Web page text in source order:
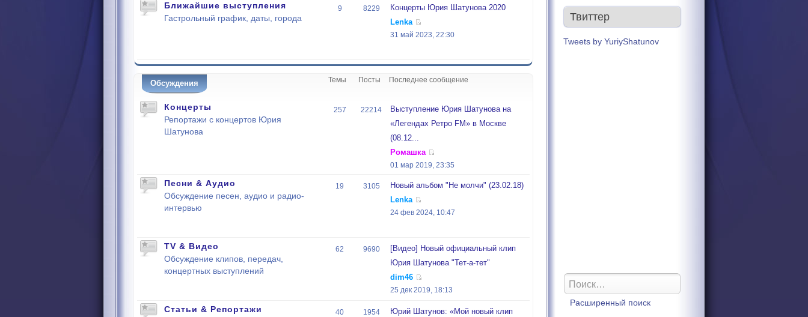
Ближайшие выступления
Гастрольный график, даты, города
9 8229
Концерты Юрия Шатунова 2020
Lenka
31 май 2023, 22:30
Обсуждения Темы Посты Последнее сообщение
Концерты
Репортажи с концертов Юрия
Шатунова
257 22214
Выступление Юрия Шатунова на
«Легендах Ретро FM» в Москве
(08.12...
Ромашка
01 мар 2019, 23:35
Песни & Аудио
Обсуждение песен, аудио и радио-
интервью
19 3105
Новый альбом "Не молчи" (23.02.18)
Lenka
24 фев 2024, 10:47
TV & Видео
Обсуждение клипов, передач,
концертных выступлений
62 9690
[Видео] Новый официальный клип
Юрия Шатунова "Тет-а-тет"
dim46
25 дек 2019, 18:13
Статьи & Репортажи 40 1954
Юрий Шатунов: «Мой новый клип
Твиттер
Tweets by YuriyShatunov
Расширенный поиск